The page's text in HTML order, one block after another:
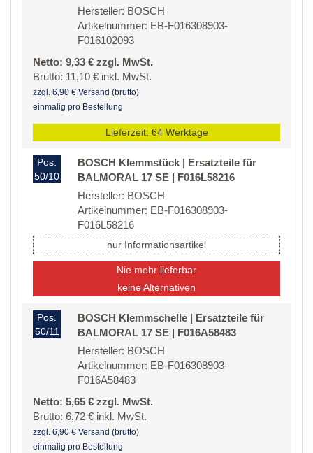
Hersteller: BOSCH
Artikelnummer: EB-F016308903-
F016102093
Netto: 9,33 € zzgl. MwSt.
Brutto: 11,10 € inkl. MwSt.
zzgl. 6,90 € Versand (brutto)
einmalig pro Bestellung
Lieferzeit: 64 Werktage
Pos.
50/10
BOSCH Klemmstück | Ersatzteile für
BALMORAL 17 SE | F016L58216
Hersteller: BOSCH
Artikelnummer: EB-F016308903-
F016L58216
nur Informationsartikel
Nie mehr lieferbar
keine Alternativen
Pos.
50/11
BOSCH Klemmschelle | Ersatzteile für
BALMORAL 17 SE | F016A58483
Hersteller: BOSCH
Artikelnummer: EB-F016308903-
F016A58483
Netto: 5,65 € zzgl. MwSt.
Brutto: 6,72 € inkl. MwSt.
zzgl. 6,90 € Versand (brutto)
einmalig pro Bestellung